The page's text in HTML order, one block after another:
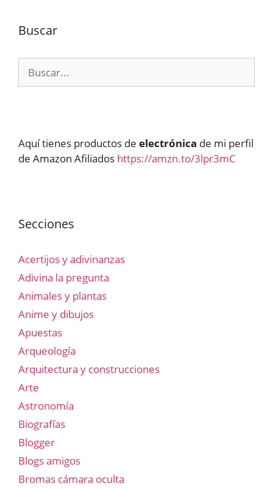
Buscar
Aquí tienes productos de electrónica de mi perfil
de Amazon Afiliados https://amzn.to/3lpr3mC
Secciones
Acertijos y adivinanzas
Adivina la pregunta
Animales y plantas
Anime y dibujos
Apuestas
Arqueología
Arquitectura y construcciones
Arte
Astronomía
Biografías
Blogger
Blogs amigos
Bromas cámara oculta